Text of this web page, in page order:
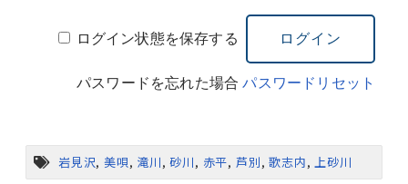
ログイン状態を保存する
パスワードを忘れた場合パスワードリセット
岩見沢,美唄, 滝川,砂川, 赤平, 芦別,歌志内,上砂川